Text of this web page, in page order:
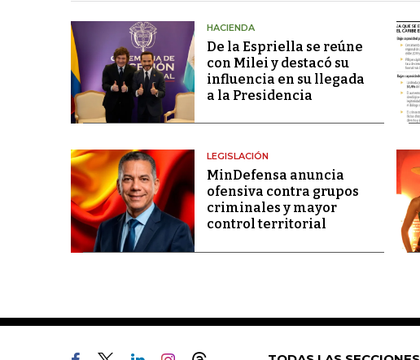
HACIENDA
De la Espriella se reúne
con Milei y destacó su
influencia en su llegada
a la Presidencia
LEGISLACIÓN
MinDefensa anuncia
ofensiva contra grupos
criminales y mayor
control territorial